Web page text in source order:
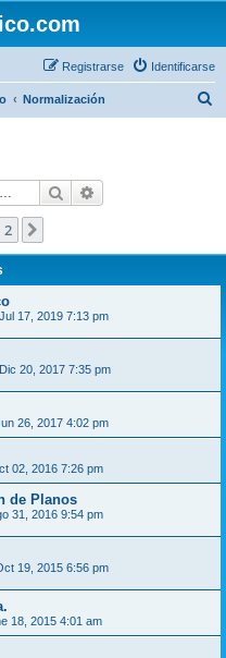
Identificarse
Registrarse
Normalización
Buscar
2
17, 2019 7:13 pm
20, 2017 7:35 pm
26, 2017 4:02 pm
02, 2016 7:26 pm
de Planos
31, 2016 9:54 pm
19, 2015 6:56 pm
18, 2015 4:01 am